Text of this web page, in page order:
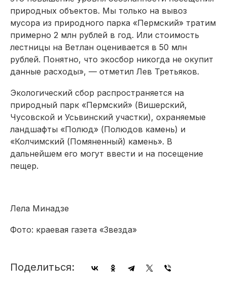
природных объектов. Мы только на вывоз
мусора из природного парка «Пермский» тратим
примерно 2 млн рублей в год. Или стоимость
лестницы на Ветлан оценивается в 50 млн
рублей. Понятно, что экосбор никогда не окупит
данные расходы», — отметил Лев Третьяков.
Экологический сбор распространяется на
природный парк «Пермский» (Вишерский,
Чусовской и Усьвинский участки), охраняемые
ландшафты «Полюд» (Полюдов камень) и
«Колчимский (Помяненный) камень». В
дальнейшем его могут ввести и на посещение
пещер.
Лела Минадзе
Фото: краевая газета «Звезда»
Поделиться: